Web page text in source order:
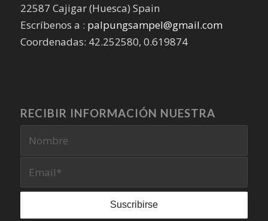
22587 Cajigar (Huesca) Spain
Escríbenos a : palpungsampel@gmail.com
Coordenadas: 42.252580, 0.619874
RECIBIR INFORMACIÓN NUESTRA